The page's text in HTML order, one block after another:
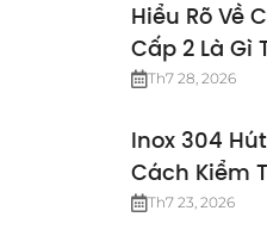
Hiểu Rõ Về
Cấp 2 Là Gì
Nhất
Th7 28, 2026
Inox 304
Cách Kiểm
Th7 23, 2026